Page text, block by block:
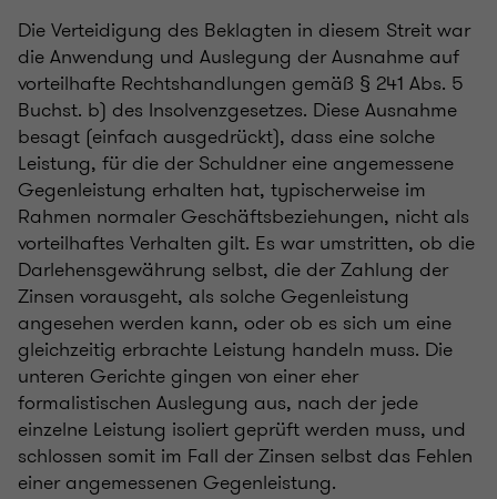
Die Verteidigung des Beklagten in diesem Streit war
die Anwendung und Auslegung der Ausnahme auf
vorteilhafte Rechtshandlungen gemäß § 241 Abs. 5
Buchst. b) des Insolvenzgesetzes. Diese Ausnahme
besagt (einfach ausgedrückt), dass eine solche
Leistung, für die der Schuldner eine angemessene
Gegenleistung erhalten hat, typischerweise im
Rahmen normaler Geschäftsbeziehungen, nicht als
vorteilhaftes Verhalten gilt. Es war umstritten, ob die
Darlehensgewährung selbst, die der Zahlung der
Zinsen vorausgeht, als solche Gegenleistung
angesehen werden kann, oder ob es sich um eine
gleichzeitig erbrachte Leistung handeln muss. Die
unteren Gerichte gingen von einer eher
formalistischen Auslegung aus, nach der jede
einzelne Leistung isoliert geprüft werden muss, und
schlossen somit im Fall der Zinsen selbst das Fehlen
einer angemessenen Gegenleistung.